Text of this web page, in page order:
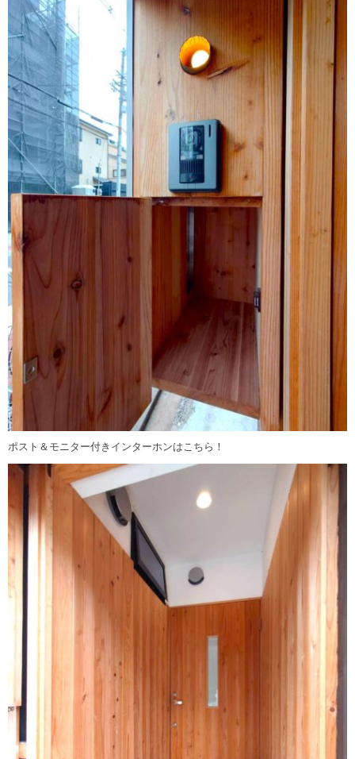
ポスト＆モニター付きインターホンはこちら！